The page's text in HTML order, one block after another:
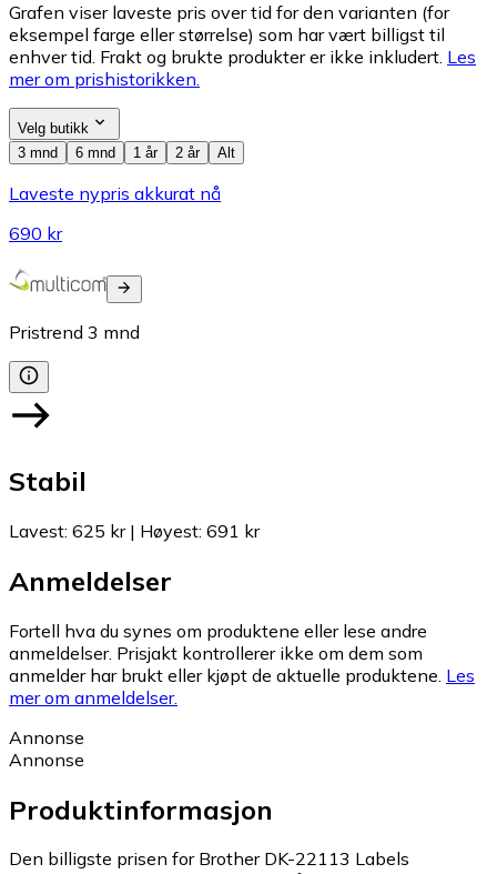
Grafen viser laveste pris over tid for den varianten (for
eksempel farge eller størrelse) som har vært billigst til
enhver tid. Frakt og brukte produkter er ikke inkludert. Les
mer om prishistorikken.
Velg butikk
3 mnd
6 mnd 1 år 2 år Alt
Laveste nypris akkurat nå
690 kr
Pristrend 3 mnd
Stabil
Lavest: 625 kr| Høyest: 691 kr
Anmeldelser
Fortell hva du synes om produktene eller lese andre
anmeldelser. Prisjakt kontrollerer ikke om dem som
anmelder har brukt eller kjøpt de aktuelle produktene. Les
mer om anmeldelser.
Annonse
Annonse
Produktinformasjon
Den billigste prisen for Brother DK-22113 Labels